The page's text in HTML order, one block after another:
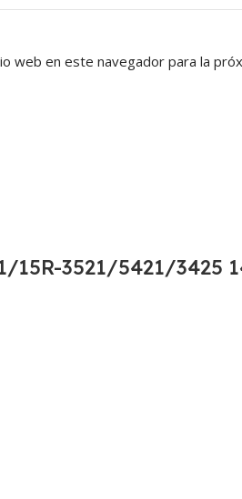
web en este navegador para la
15R-3521/5421/3425